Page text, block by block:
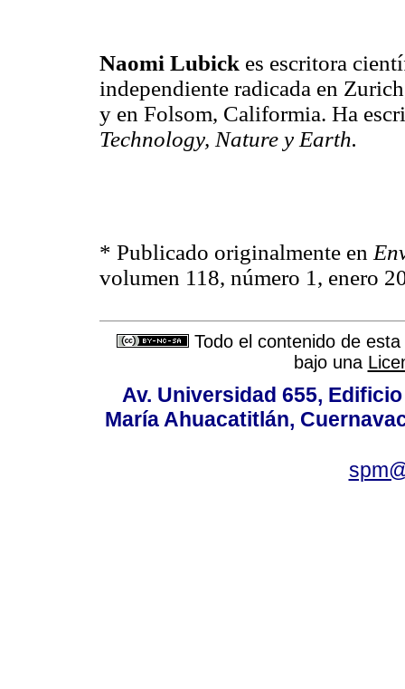
Naomi Lubick es escritora
independiente radicada en
y en Folsom, Califormia. Ha
Technology, Nature y Earth.
* Publicado originalmente en
volumen 118, número 1, enero
Todo el contenido de
bajo una
Av. Universidad 655,
María Ahuacatitlán,